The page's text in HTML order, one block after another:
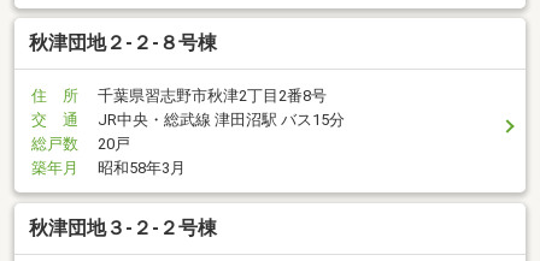
秋津団地２-２-８号棟
住 所
千葉県習志野市秋津2丁目2番8号
交 通
JR中央・総武線 津田沼駅 バス15分
総戸数
20戸
築年月
昭和58年3月
秋津団地３-２-２号棟